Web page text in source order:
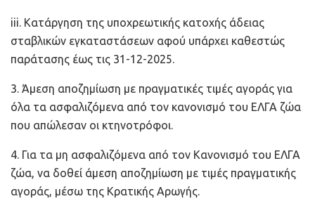
iii. Κατάργηση της υποχρεωτικής κατοχής άδειας
σταβλικών εγκαταστάσεων αφού υπάρχει καθεστώς
παράτασης έως τις 31-12-2025.
3. Άμεση αποζημίωση με πραγματικές τιμές αγοράς για
όλα τα ασφαλιζόμενα από τον κανονισμό του ΕΛΓΑ ζώα
που απώλεσαν οι κτηνοτρόφοι.
4. Για τα μη ασφαλιζόμενα από τον Κανονισμό του ΕΛΓΑ
ζώα, να δοθεί άμεση αποζημίωση με τιμές πραγματικής
αγοράς, μέσω της Κρατικής Αρωγής.